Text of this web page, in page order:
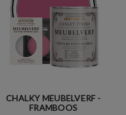
CHALKY MEUBELVERF -
FRAMBOOS